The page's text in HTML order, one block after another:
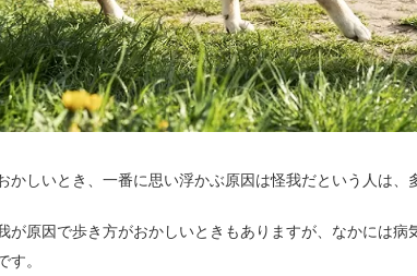
かしいとき、一番に思い浮かぶ原因は怪我だという人は、
が原因で歩き方がおかしいときもありますが、なかには病
す。